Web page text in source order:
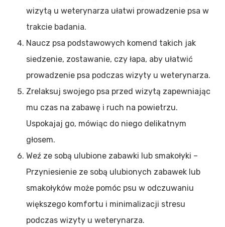
wizytą u weterynarza ułatwi prowadzenie psa w
trakcie badania.
Naucz psa podstawowych komend takich jak
siedzenie, zostawanie, czy łapa, aby ułatwić
prowadzenie psa podczas wizyty u weterynarza.
Zrelaksuj swojego psa przed wizytą zapewniając
mu czas na zabawę i ruch na powietrzu.
Uspokajaj go, mówiąc do niego delikatnym
głosem.
Weź ze sobą ulubione zabawki lub smakołyki –
Przyniesienie ze sobą ulubionych zabawek lub
smakołyków może pomóc psu w odczuwaniu
większego komfortu i minimalizacji stresu
podczas wizyty u weterynarza.